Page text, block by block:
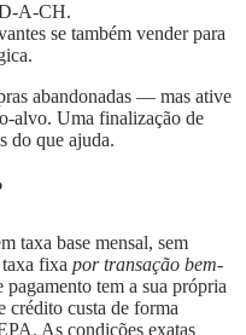
A-CH.
se também vender para
abandonadas — mas ative
alvo. Uma finalização de
do que ajuda.
taxa base mensal, sem
fixa por transação bem-
tem a sua própria
custa de forma
As condições exatas